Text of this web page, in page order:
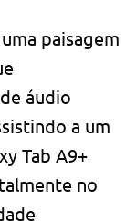
paisagem
áudio
a um
Tab A9+
no